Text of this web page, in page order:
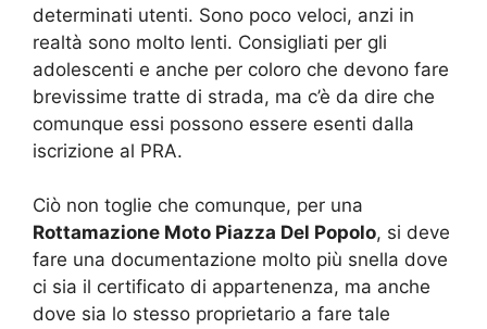
determinati utenti. Sono poco veloci, anzi in
realtà sono molto lenti. Consigliati per gli
adolescenti e anche per coloro che devono fare
brevissime tratte di strada, ma c’è da dire che
comunque essi possono essere esenti dalla
iscrizione al PRA.
Ciò non toglie che comunque, per una
Rottamazione Moto Piazza Del Popolo, si deve
fare una documentazione molto più snella dove
ci sia il certificato di appartenenza, ma anche
dove sia lo stesso proprietario a fare tale